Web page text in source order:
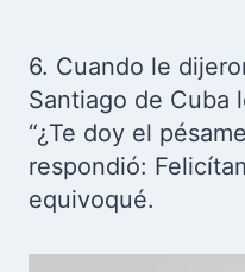
6. Cuando le
Santiago de Cuba
“¿Te doy el
respondió:
equivoqué.